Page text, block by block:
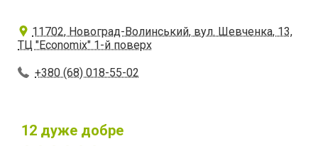
11702, Новоград-Волинський, вул. Шевченка, 13,
ТЦ "Economix" 1-й поверх
+380 (68) 018-55-02
12 дуже добре